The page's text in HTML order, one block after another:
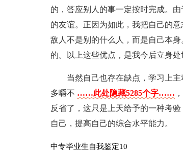
的，答应别人的事一定按时完成。
的友谊。正因为如此，我把自己的
敌人不是别的什么人，而是自己本
的。以上这些优点，是我今后立身
当然自己也存在缺点，学习上
多嚼不 ……此处隐藏5285个字……
反省了，这只是上天给予的一种考
自己，提高自己的综合水平能力。
中专毕业生自我鉴定10